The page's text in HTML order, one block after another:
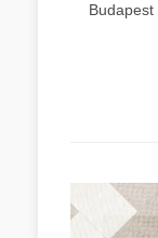
Budapest